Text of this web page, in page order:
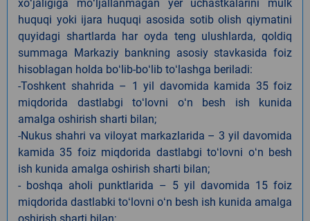
xoʻjaligiga moʻljallanmagan yer uchastkalarini mulk
huquqi yoki ijara huquqi asosida sotib olish qiymatini
quyidagi shartlarda har oyda teng ulushlarda, qoldiq
summaga Markaziy bankning asosiy stavkasida foiz
hisoblagan holda boʻlib-boʻlib toʻlashga beriladi:
-Toshkent shahrida – 1 yil davomida kamida 35 foiz
miqdorida dastlabgi toʻlovni oʻn besh ish kunida
amalga oshirish sharti bilan;
-Nukus shahri va viloyat markazlarida – 3 yil davomida
kamida 35 foiz miqdorida dastlabgi toʻlovni oʻn besh
ish kunida amalga oshirish sharti bilan;
- boshqa aholi punktlarida – 5 yil davomida 15 foiz
miqdorida dastlabki toʻlovni oʻn besh ish kunida amalga